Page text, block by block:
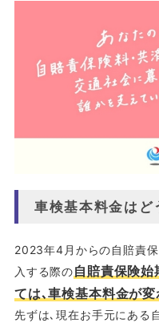
車検基本料金はど
2023年4月からの自賠責
入する際の自賠責保険
ては､車検基本料金が
先ずは､現在お手元にある